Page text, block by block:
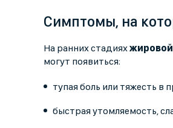
Симптомы, на
На ранних стадияхжировой
могут появиться:
тупая боль или тяжесть в
быстрая утомляемость,